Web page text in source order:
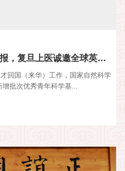
2025海外优青新增申报，复旦上医诚邀全球英才！
回国（来华）工作，国家自然科学
批次优秀青年科学基...